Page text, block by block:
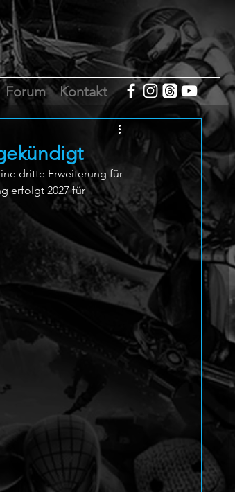
Forum Kontakt
dritte Erweiterung für
erfolgt 2027 für